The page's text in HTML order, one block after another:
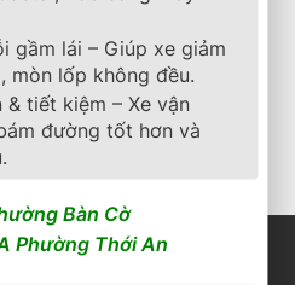
215/60R17 TURANZA T06
lốp xe bridgestone,turanza
LỐP XE BRIDGESTONE
2.862.000₫ 2.550.000
Cần nhận báo giá mới
gầm lái – Giúp xe giảm
mòn lốp không đều.
& tiết kiệm – Xe vận
đường tốt hơn và
Bàn Cờ
Phường Thới An